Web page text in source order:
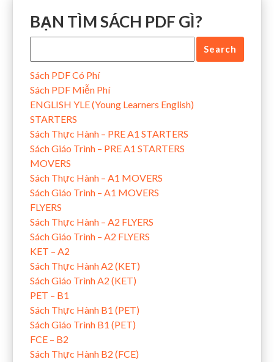
BẠN TÌM SÁCH PDF GÌ?
Sách PDF Có Phí
Sách PDF Miễn Phí
ENGLISH YLE (Young Learners English)
STARTERS
Sách Thực Hành – PRE A1 STARTERS
Sách Giáo Trình – PRE A1 STARTERS
MOVERS
Sách Thực Hành – A1 MOVERS
Sách Giáo Trình – A1 MOVERS
FLYERS
Sách Thực Hành – A2 FLYERS
Sách Giáo Trình – A2 FLYERS
KET – A2
Sách Thực Hành A2 (KET)
Sách Giáo Trình A2 (KET)
PET – B1
Sách Thực Hành B1 (PET)
Sách Giáo Trình B1 (PET)
FCE – B2
Sách Thực Hành B2 (FCE)